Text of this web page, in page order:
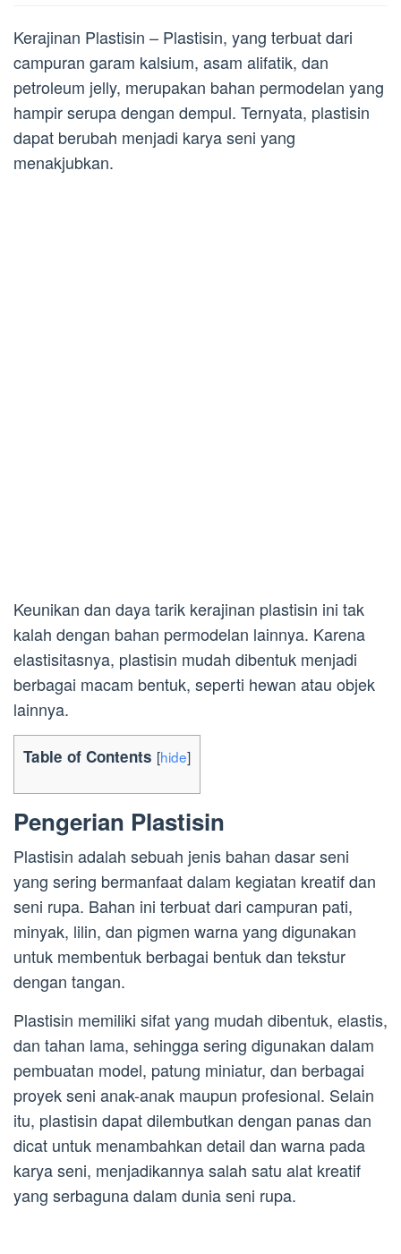
Kerajinan Plastisin – Plastisin, yang terbuat dari
campuran garam kalsium, asam alifatik, dan
petroleum jelly, merupakan bahan permodelan yang
hampir serupa dengan dempul. Ternyata, plastisin
dapat berubah menjadi karya seni yang
menakjubkan.
Keunikan dan daya tarik kerajinan plastisin ini tak
kalah dengan bahan permodelan lainnya. Karena
elastisitasnya, plastisin mudah dibentuk menjadi
berbagai macam bentuk, seperti hewan atau objek
lainnya.
Table of Contents [hide]
Pengerian Plastisin
Plastisin adalah sebuah jenis bahan dasar seni
yang sering bermanfaat dalam kegiatan kreatif dan
seni rupa. Bahan ini terbuat dari campuran pati,
minyak, lilin, dan pigmen warna yang digunakan
untuk membentuk berbagai bentuk dan tekstur
dengan tangan.
Plastisin memiliki sifat yang mudah dibentuk, elastis,
dan tahan lama, sehingga sering digunakan dalam
pembuatan model, patung miniatur, dan berbagai
proyek seni anak-anak maupun profesional. Selain
itu, plastisin dapat dilembutkan dengan panas dan
dicat untuk menambahkan detail dan warna pada
karya seni, menjadikannya salah satu alat kreatif
yang serbaguna dalam dunia seni rupa.